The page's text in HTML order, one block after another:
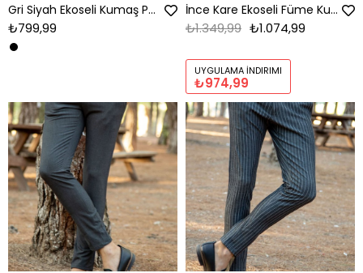
Gri Siyah Ekoseli Kumaş Pantolon
₺799,99
İnce Kare Ekoseli Füme Kumaş Pantolon
₺1.074,99
₺1.349,99
UYGULAMA İNDIRIMI
₺974,99